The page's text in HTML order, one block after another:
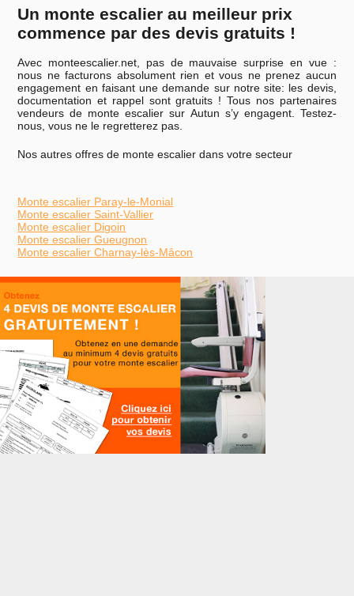
Un monte escalier au meilleur prix
commence par des devis gratuits !
Avec monteescalier.net, pas de mauvaise surprise en vue :
nous ne facturons absolument rien et vous ne prenez aucun
engagement en faisant une demande sur notre site: les devis,
documentation et rappel sont gratuits ! Tous nos partenaires
vendeurs de monte escalier sur Autun s’y engagent. Testez-
nous, vous ne le regretterez pas.
Nos autres offres de monte escalier dans votre secteur
Monte escalier Paray-le-Monial
Monte escalier Saint-Vallier
Monte escalier Digoin
Monte escalier Gueugnon
Monte escalier Charnay-lès-Mâcon